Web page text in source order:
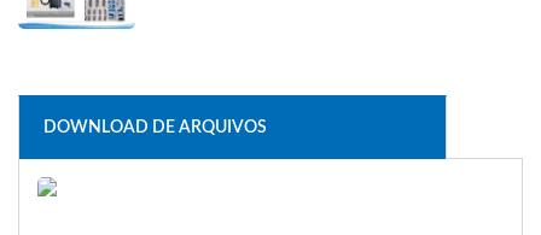
DOWNLOAD DE ARQUIVOS